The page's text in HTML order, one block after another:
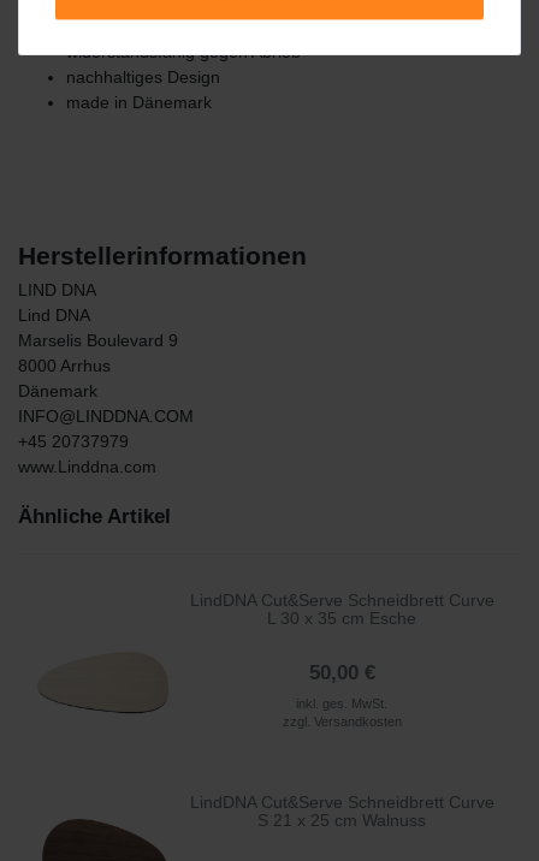
pflegeleicht und spülmaschinenfest
widerstandsfähig gegen Abrieb
nachhaltiges Design
made in Dänemark
Herstellerinformationen
LIND DNA
Lind DNA
Marselis Boulevard 9
8000 Arrhus
Dänemark
INFO@LINDDNA.COM
+45 20737979
www.Linddna.com
Ähnliche Artikel
LindDNA Cut&Serve Schneidbrett Curve
L 30 x 35 cm Esche
50,00 €
inkl. ges. MwSt.
zzgl. Versandkosten
LindDNA Cut&Serve Schneidbrett Curve
S 21 x 25 cm Walnuss